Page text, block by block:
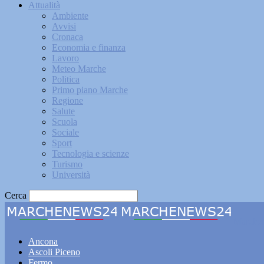
Attualità
Ambiente
Avvisi
Cronaca
Economia e finanza
Lavoro
Meteo Marche
Politica
Primo piano Marche
Regione
Salute
Scuola
Sociale
Sport
Tecnologia e scienze
Turismo
Università
Cerca
Ancona
Ascoli Piceno